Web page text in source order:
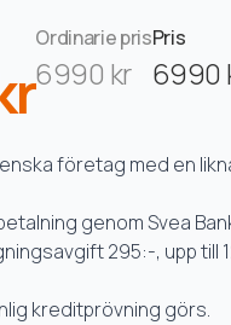
Ordinarie pris
6990 kr
Pris
6990
företag med en
genom Svea
295:-, upp till
kreditprövning görs.